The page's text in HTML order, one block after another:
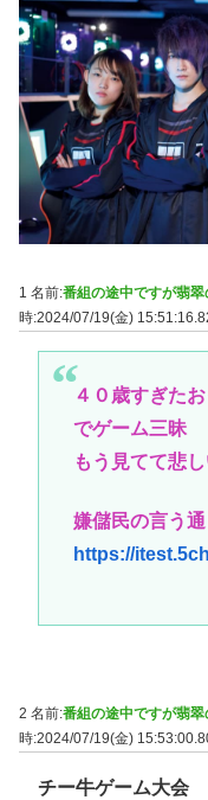
1 名前:番組の途中ですが翡
時:2024/07/19(金)
４０歳すぎた
でゲーム三昧
もう見てて悲し
嫌儲民の言う
https://
2 名前:番組の途中ですが翡
時:2024/07/19(金)
チー牛ゲーム大会